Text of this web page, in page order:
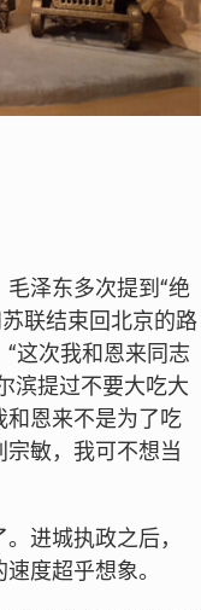
泽东多次提到“绝
联结束回北京的路
这次我和恩来同志
滨提过不要大吃大
恩来不是为了吃
敏，我可不想当
进城执政之后，
度超乎想象。